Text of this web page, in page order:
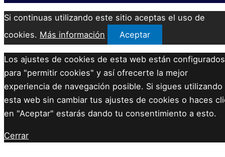
Si continuas utilizando este sitio aceptas el uso de
cookies. Más información Aceptar
Los ajustes de cookies de esta web están configurados
para "permitir cookies" y así ofrecerte la mejor
experiencia de navegación posible. Si sigues utilizando
esta web sin cambiar tus ajustes de cookies o haces
en "Aceptar" estarás dando tu consentimiento a esto.
Cerrar